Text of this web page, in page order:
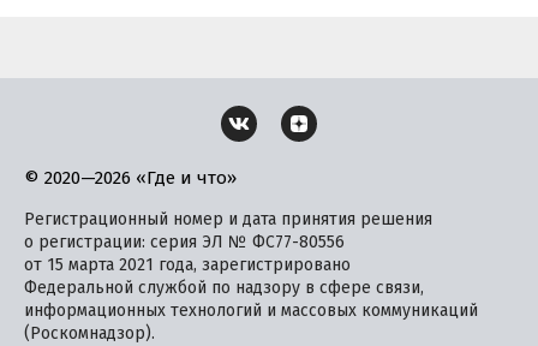
© 2020—2026 «Где и что»
Регистрационный номер и дата принятия решения
о регистрации: серия ЭЛ № ФС77-80556
от 15 марта 2021 года, зарегистрировано
Федеральной службой по надзору в сфере связи,
информационных технологий и массовых коммуникаций
(Роскомнадзор).